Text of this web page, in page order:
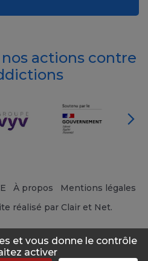
actions contre
À propos
Mentions légales
réalisé par Clair et Net.
et vous donne le contrôle
activer